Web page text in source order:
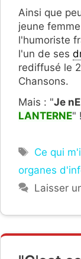
Ainsi que
jeune
l'humoriste
l'un de ses
rediffusé le
Chansons.
Mais : "Je
LANTERNE" !
Ce qui
organes
Laisser